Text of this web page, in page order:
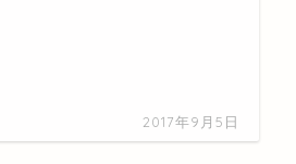
2017年9月5日